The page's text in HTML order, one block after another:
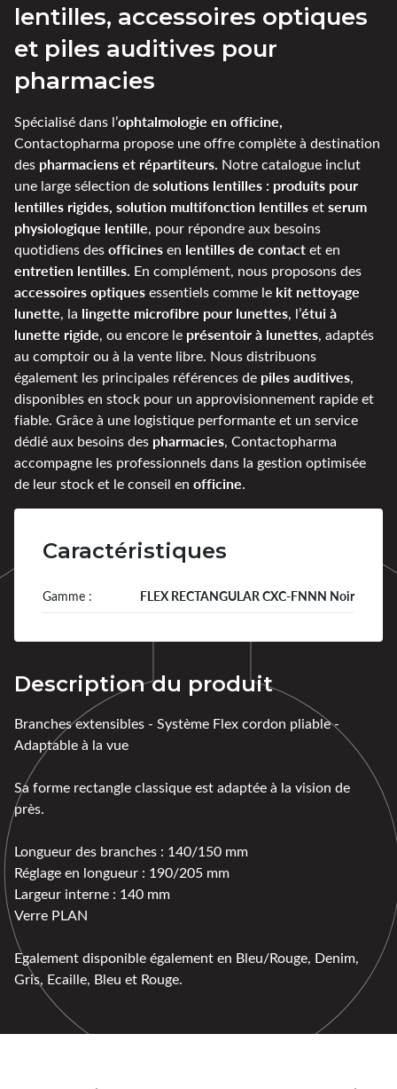
lentilles, accessoires optiques
et piles auditives pour
pharmacies
Spécialisé dans l’ophtalmologie en officine,
Contactopharma propose une offre complète à destination
des pharmaciens et répartiteurs. Notre catalogue inclut
une large sélection desolutions lentilles : produits pour
lentilles rigides, solution multifonction lentillesetserum
physiologique lentille, pour répondre aux besoins
quotidiens desofficinesen lentilles de contactet en
entretien lentilles. En complément, nous proposons des
accessoires optiquesessentiels comme le kit nettoyage
lunette, la lingette microfibre pour lunettes, l’étui à
lunette rigide, ou encore le présentoir à lunettes, adaptés
au comptoir ou à la vente libre. Nous distribuons
également les principales références de piles auditives,
disponibles en stock pour un approvisionnement rapide et
fiable. Grâce à une logistique performante et un service
dédié aux besoins des pharmacies, Contactopharma
accompagne les professionnels dans la gestion optimisée
de leur stock et le conseil en officine.
Caractéristiques
Gamme : FLEX RECTANGULAR CXC-FNNN Noir
Description du produit
Branches extensibles - Système Flex cordon pliable -
Adaptable à la vue
Sa forme rectangle classique est adaptée à la vision de
près.
Longueur des branches : 140/150 mm
Réglage en longueur : 190/205 mm
Largeur interne : 140 mm
Verre PLAN
Egalement disponible également en Bleu/Rouge, Denim,
Gris, Ecaille, Bleu et Rouge.